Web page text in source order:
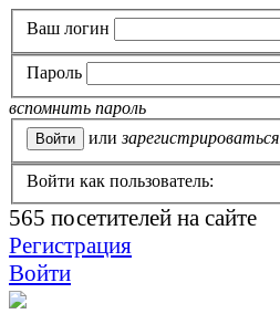
Ваш логин
Пароль
вспомнить пароль
или зарегистрироваться
Войти как пользователь:
565 посетителей на сайте
Регистрация
Войти